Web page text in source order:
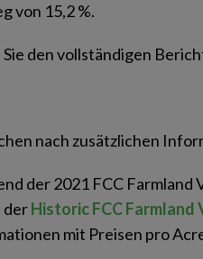
von 15,2 %.
Sie den vollständigen
nach zusätzlichen
der 2021 FCC
derHistoric FCC Farmland
mit Preisen pro